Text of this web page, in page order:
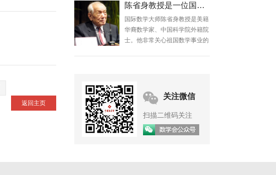
返回主页
陈省身教授是一位国际数学大师
国际数学大师陈省身教授是美籍
华裔数学家、中国科学院外籍院
士。他非常关心祖国数学事业的
关注微信
扫描二维码关注